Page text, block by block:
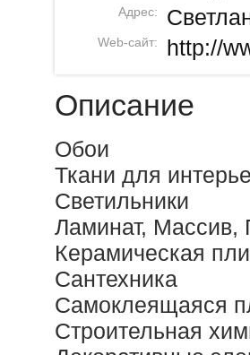
Адрес:
Web-сайт: http://
Описание
Обои
Ткани для
Светильники
Ламинат, Массив,
Керамическая
Сантехника
Самоклеящаяся
Строительная